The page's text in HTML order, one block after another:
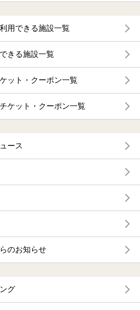
用できる施設一覧
きる施設一覧
ット・クーポン一覧
ケット・クーポン一覧
ース
のお知らせ
グ